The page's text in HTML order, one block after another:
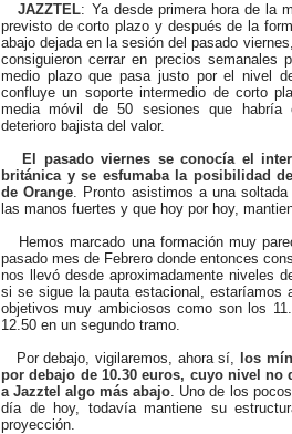
JAZZTEL: Ya desde primera hora de la
previsto de corto plazo y después de la
abajo dejada en la sesión del pasado
consiguieron cerrar en precios semanales
medio plazo que pasa justo por el nivel
confluye un soporte intermedio de corto
media móvil de 50 sesiones que habría
deterioro bajista del valor.
El pasado viernes se conocía el
británica y se esfumaba la posibilidad
de Orange. Pronto asistimos a una
las manos fuertes y que hoy por hoy,
Hemos marcado una formación muy
pasado mes de Febrero donde entonces
nos llevó desde aproximadamente niveles
si se sigue la pauta estacional, estaríamos
objetivos muy ambiciosos como son los
12.50 en un segundo tramo.
Por debajo, vigilaremos, ahora sí, los
por debajo de 10.30 euros, cuyo nivel no
a Jazztel algo más abajo. Uno de los
día de hoy, todavía mantiene su
proyección.